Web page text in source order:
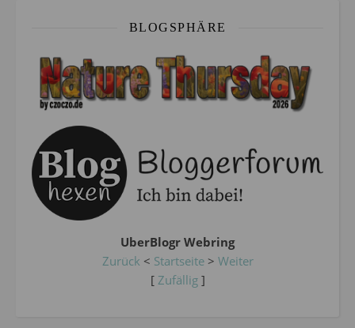
BLOGSPHÄRE
UberBlogr Webring
Zurück < Startseite> Weiter
[ Zufällig]